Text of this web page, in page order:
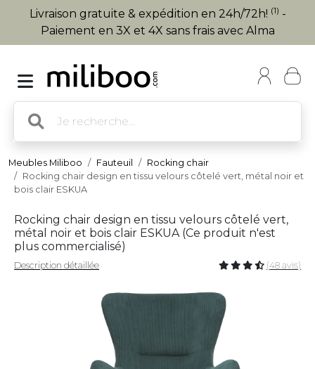
Livraison gratuite & expédition en 24h/72h! (1) -
Paiement en 3X et 4X sans frais avec Alma
Meubles Miliboo Fauteuil
Rocking chair
Rocking chair design en tissu velours côtelé vert, métal noir et
bois clair ESKUA
Rocking chair design en tissu velours côtelé vert,
métal noir et bois clair ESKUA (Ce produit n'est
plus commercialisé)
Description détaillée (48 avis)